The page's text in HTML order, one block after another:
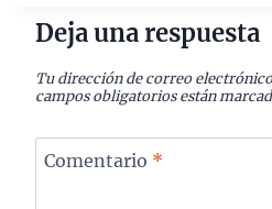
Deja una respuesta
Tu dirección de correo
campos obligatorios están
Comentario *